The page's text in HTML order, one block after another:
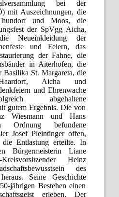
bei der
mit Auszeichnungen, die
und Moos, die
der SpVgg Aicha,
die Neueinkleidung der
und Feiern, das
der Fahne, die
in Aiterhofen, die
St. Margareta, die
Aicha und
und Ehrenwache
abgehaltene
gutem Ergebnis. Die von
Wiesmann und Hans
befundene
Josef Pleintinger offen,
Entlastung erteilte. In
Bürgermeisterin Liane
Heinz
des
Seine Geschichte
jährigen Bestehen einen
erleben. Der